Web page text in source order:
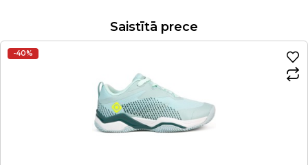
Saistītā prece
-40%